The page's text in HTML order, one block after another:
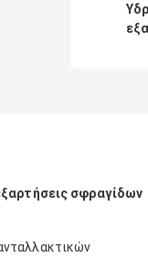
σφραγίδων